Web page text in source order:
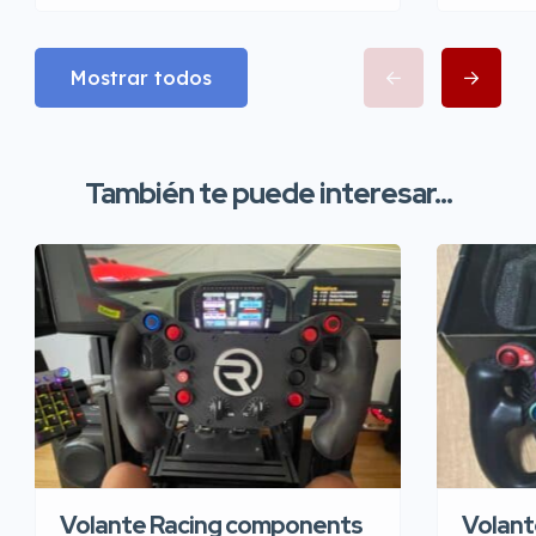
Mostrar todos
También te puede interesar...
Volante Racing components